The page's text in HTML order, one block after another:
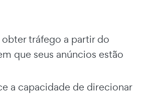
tráfego a partir do
que seus anúncios estão
a capacidade de direcionar